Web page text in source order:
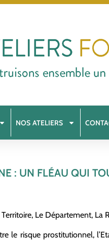
NOS ATELIERS
: UN FLÉAU QUI
Le Département, La
le risque prostitutionnel,